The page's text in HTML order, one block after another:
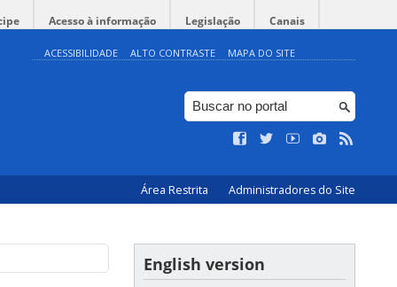
Acesso à informação Legislação Canais
ACESSIBILIDADE ALTO CONTRASTE MAPA DO SITE
Área Restrita Administradores do Site
English version